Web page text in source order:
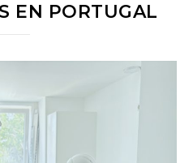
EN PORTUGAL